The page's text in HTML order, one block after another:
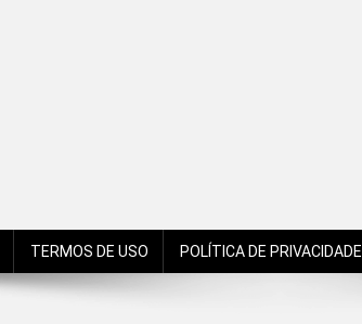
TERMOS DE USO POLÍTICA DE PRIVACIDADE